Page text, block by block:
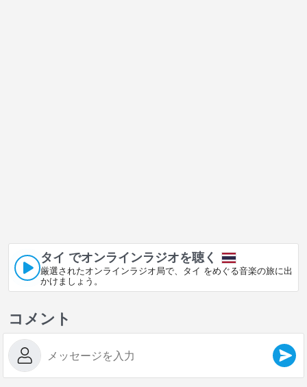
タイ でオンラインラジオを聴く
厳選されたオンラインラジオ局で、タイ をめぐる音楽の旅に出
かけましょう。
コメント